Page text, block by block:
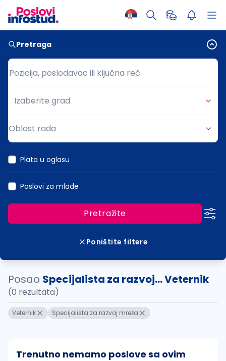
Pretraga
Pozicija, poslodavac ili ključna reč
Pozicija, poslodavac ili ključna reč
Grad
Izaberite grad
Oblast rada
Plata u oglasu
Poslovi za mlade
Pretražite
Poništite filtere
Posao Specijalista za razvoj... Veternik
(0 rezultata)
Veternik Specijalista za razvoj mreža
Trenutno nemamo poslove sa ovim